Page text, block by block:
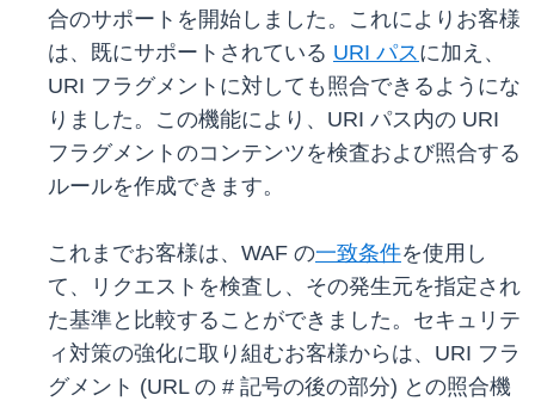
合のサポートを開始しました。これによりお客様
は、既にサポートされている URI パスに加え、
URI フラグメントに対しても照合できるようにな
りました。この機能により、URI パス内の URI
フラグメントのコンテンツを検査および照合する
ルールを作成できます。
これまでお客様は、WAF の一致条件を使用し
て、リクエストを検査し、その発生元を指定され
た基準と比較することができました。セキュリテ
ィ対策の強化に取り組むお客様からは、URI フラ
グメント (URL の # 記号の後の部分) との照合機